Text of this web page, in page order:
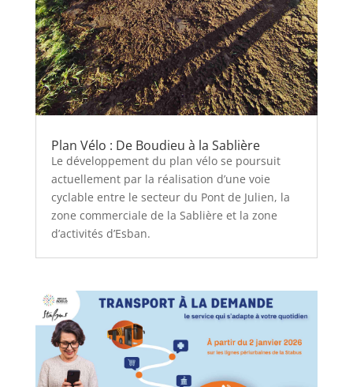
Plan Vélo : De Boudieu à la Sablière
Le développement du plan vélo se poursuit
actuellement par la réalisation d’une voie
cyclable entre le secteur du Pont de Julien, la
zone commerciale de la Sablière et la zone
d’activités d’Esban.